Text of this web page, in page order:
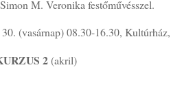
M. Veronika festőművésszel.
(vasárnap) 08.30-16.30,
2(akril)